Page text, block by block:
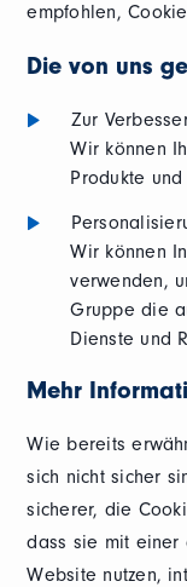
empfohlen,
Die von uns
Zur
Wir können
Produkte
Wir können
verwenden,
Gruppe die
Dienste und
Mehr
Wie bereits
sich nicht sicher
sicherer, die
dass sie mit einer
Website nutzen,